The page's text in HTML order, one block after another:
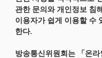
관한 문의와 개인정보 침
이용자가 쉽게 이용할 수
한다.
방송통신위원회는 「온